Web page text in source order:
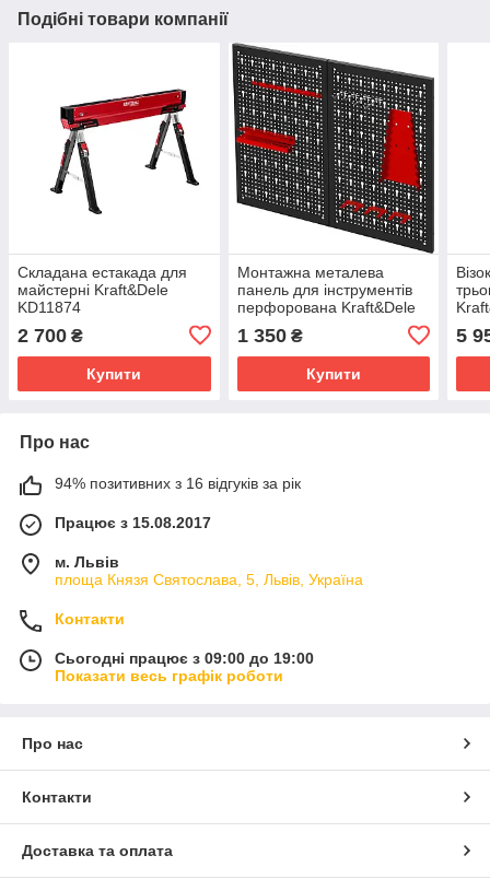
Подібні товари компанії
Складана естакада для
майстерні Kraft&Dele
KD11874
2 700 ₴
Купити
Монтажна металева
панель для інструментів
перфорована Kraft&Dele
майстерні
1 350₴
Купити
5
Про нас
94% позитивних з 16 відгуків за рік
Працює з 15.08.2017
м. Львів
площа Князя Святослава, 5, Львів, Україна
Контакти
Сьогодні працює з 09:00 до 19:00
Показати весь графік роботи
Про нас
Контакти
Доставка та оплата